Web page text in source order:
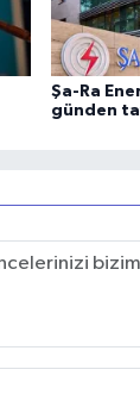
Şa-Ra
günden